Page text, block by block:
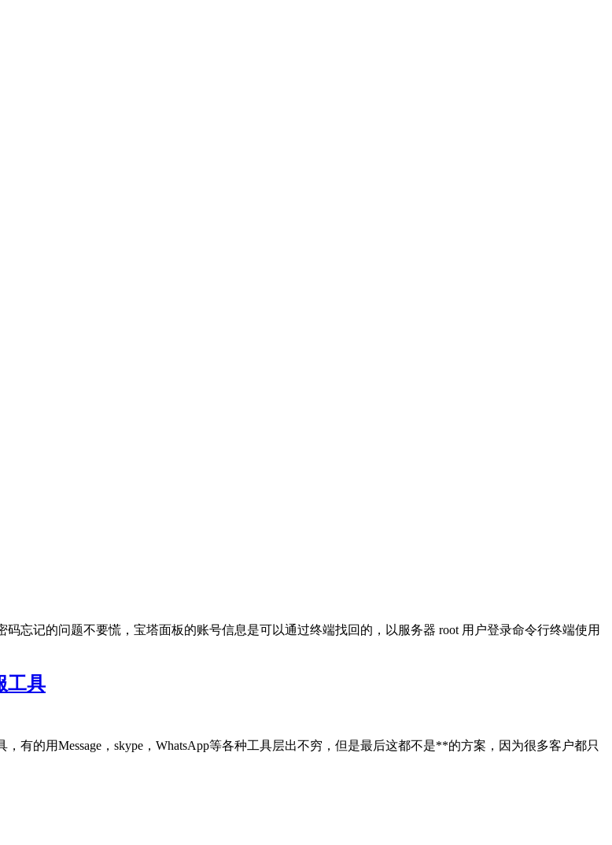
忘记的问题不要慌，宝塔面板的账号信息是可以通过终端找回的，以服务器 root 用户登录命令行终端使用
工具
有的用Message，skype，WhatsApp等各种工具层出不穷，但是最后这都不是**的方案，因为很多客户都只